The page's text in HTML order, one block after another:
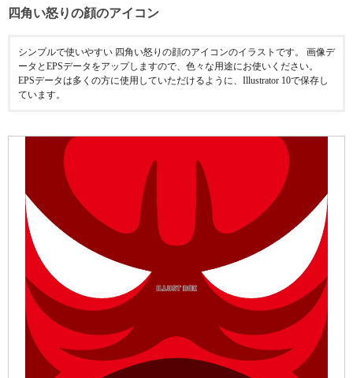
四角い怒りの顔のアイコン
シンプルで使いやすい 四角い怒りの顔のアイコンのイラストです。 画像デ
ータとEPSデータをアップしますので、色々な用途にお使いください。
EPSデータは多くの方に使用していただけるように、Illustrator 10で保存し
ています。